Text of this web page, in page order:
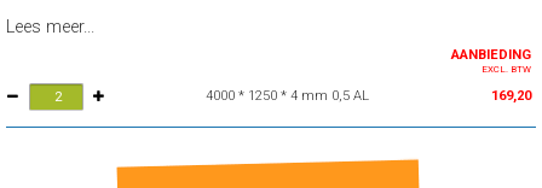
Lees meer...
AANBIEDING
EXCL. BTW
4000 * 1250 * 4 mm 0,5 AL 169,20